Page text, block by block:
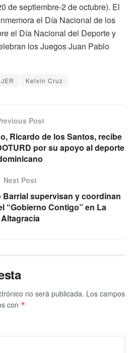
de septiembre-2 de octubre). El
el Día Nacional de los
el Día Nacional del Deporte y
los Juegos Juan Pablo
Kelvin Cruz
Post
Ricardo de los Santos, recibe
por su apoyo al deporte
Next Post
Barrial supervisan y coordinan
“Gobierno Contigo” en La
Altagracia
no será publicada. Los campos
con *